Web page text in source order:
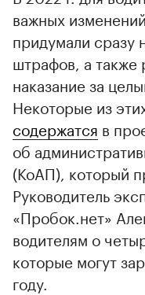
важных
придумали сразу
штрафов, а также
наказание за
Некоторые из
содержатся в
об
(КоАП), который
Руководитель
«Пробок.нет»
водителям о
которые могут
году.